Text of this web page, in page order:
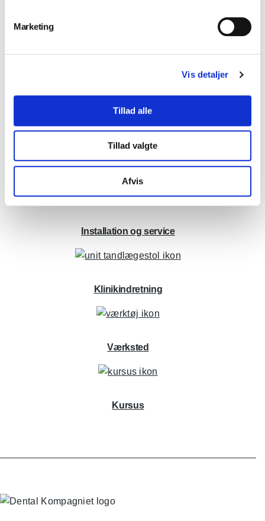
Marketing
Vis detaljer
Tillad alle
Tillad valgte
Afvis
Installation og service
Klinikindretning
Værksted
Kursus